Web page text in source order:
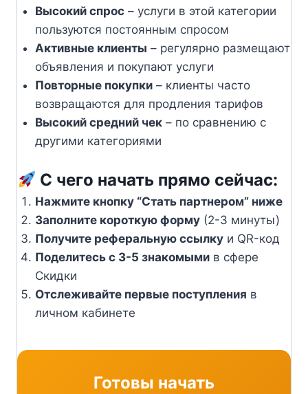
Высокий спрос– услуги в этой категории
пользуются постоянным спросом
Активные клиенты – регулярно размещают
объявления и покупают услуги
Повторные покупки– клиенты часто
возвращаются для продления тарифов
Высокий средний чек– по сравнению с
другими категориями
С чего начать прямо сейчас:
Нажмите кнопку “Стать партнером” ниже
Заполните короткую форму(2-3 минуты)
Получите реферальную ссылкуи QR-код
Поделитесь с 3-5 знакомымив сфере
Скидки
Отслеживайте первые поступления в
личном кабинете
Готовы начать